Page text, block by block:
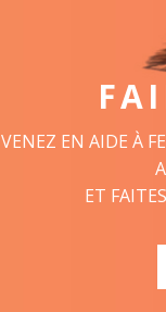
VENEZ EN AIDE À
ET